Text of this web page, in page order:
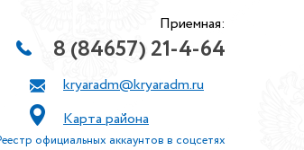
Приемная:
8 (84657) 21-4-64
kryaradm@kryaradm.ru
Карта района
официальных аккаунтов в соцсетях